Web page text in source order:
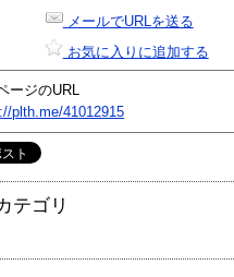
メールでURLを送る
お気に入りに追加する
ージのURL
plth.me/41012915
テゴリ